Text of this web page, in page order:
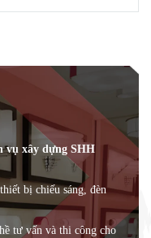
vụ xây dựng SHH
bị chiếu sáng, đèn
tư vấn và thi công cho